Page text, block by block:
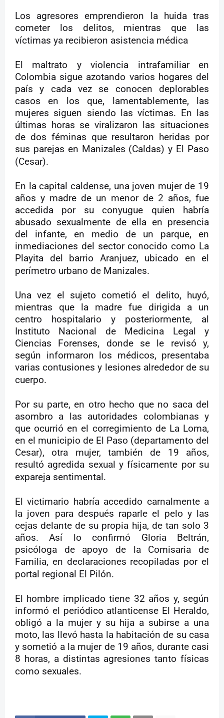
Los agresores emprendieron la huida tras
cometer los delitos, mientras que las
víctimas ya recibieron asistencia médica
El maltrato y violencia intrafamiliar en
Colombia sigue azotando varios hogares del
país y cada vez se conocen deplorables
casos en los que, lamentablemente, las
mujeres siguen siendo las víctimas. En las
últimas horas se viralizaron las situaciones
de dos féminas que resultaron heridas por
sus parejas en Manizales (Caldas) y El Paso
(Cesar).
En la capital caldense, una joven mujer de 19
años y madre de un menor de 2 años, fue
accedida por su conyugue quien habría
abusado sexualmente de ella en presencia
del infante, en medio de un parque, en
inmediaciones del sector conocido como La
Playita del barrio Aranjuez, ubicado en el
perímetro urbano de Manizales.
Una vez el sujeto cometió el delito, huyó,
mientras que la madre fue dirigida a un
centro hospitalario y posteriormente, al
Instituto Nacional de Medicina Legal y
Ciencias Forenses, donde se le revisó y,
según informaron los médicos, presentaba
varias contusiones y lesiones alrededor de su
cuerpo.
Por su parte, en otro hecho que no saca del
asombro a las autoridades colombianas y
que ocurrió en el corregimiento de La Loma,
en el municipio de El Paso (departamento del
Cesar), otra mujer, también de 19 años,
resultó agredida sexual y físicamente por su
expareja sentimental.
El victimario habría accedido carnalmente a
la joven para después raparle el pelo y las
cejas delante de su propia hija, de tan solo 3
años. Así lo confirmó Gloria Beltrán,
psicóloga de apoyo de la Comisaria de
Familia, en declaraciones recopiladas por el
portal regional El Pilón.
El hombre implicado tiene 32 años y, según
informó el periódico atlanticense El Heraldo,
obligó a la mujer y su hija a subirse a una
moto, las llevó hasta la habitación de su casa
y sometió a la mujer de 19 años, durante casi
8 horas, a distintas agresiones tanto físicas
como sexuales.